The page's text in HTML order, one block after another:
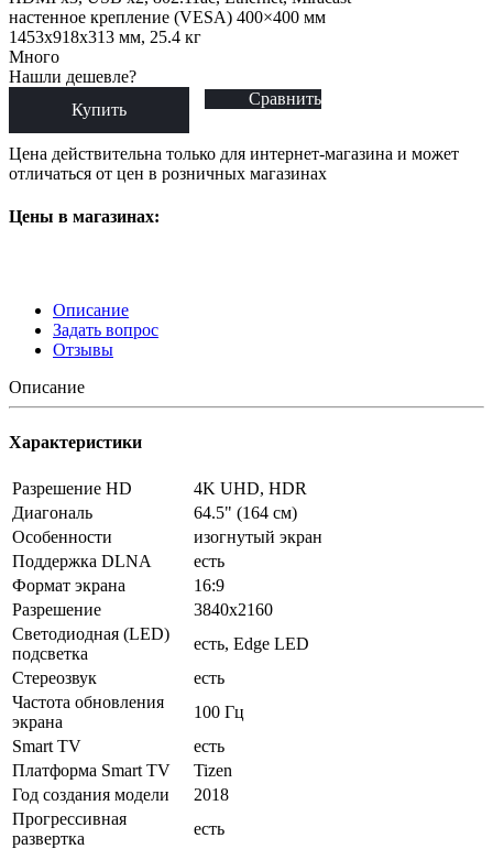
настенное крепление (VESA) 400×400 мм
1453x918x313 мм, 25.4 кг
Много
Нашли дешевле?
Купить
Сравнить
Цена действительна только для интернет-магазина и может
отличаться от цен в розничных магазинах
Цены в магазинах:
Описание
Задать вопрос
Отзывы
Описание
Характеристики
Разрешение HD
4K UHD, HDR
Диагональ
64.5" (164 см)
Особенности
изогнутый экран
Поддержка DLNA
есть
Формат экрана
16:9
Разрешение
3840x2160
Светодиодная (LED)
подсветка
есть, Edge LED
Стереозвук
есть
Частота обновления
экрана
100 Гц
Smart TV
есть
Платформа Smart TV
Tizen
Год создания модели
2018
Прогрессивная
развертка
есть